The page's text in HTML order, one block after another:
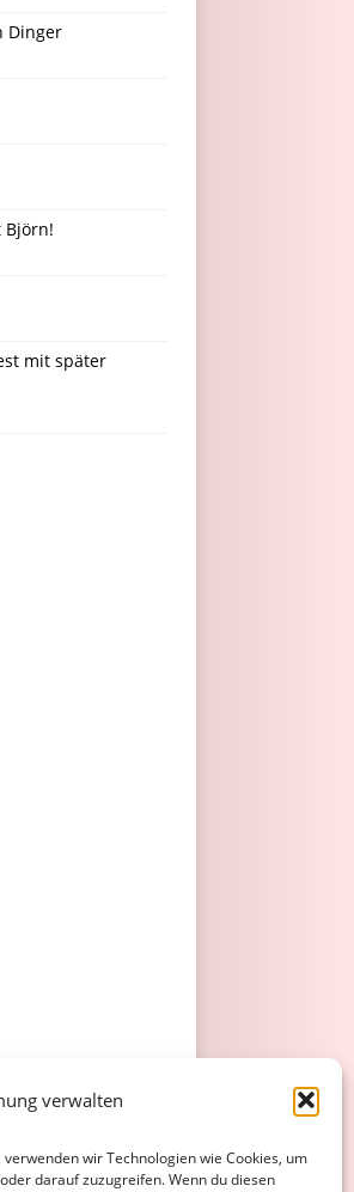
verwalten
wir Technologien wie Cookies, um
darauf zuzugreifen. Wenn du diesen
Dinger
Björn!
mit später